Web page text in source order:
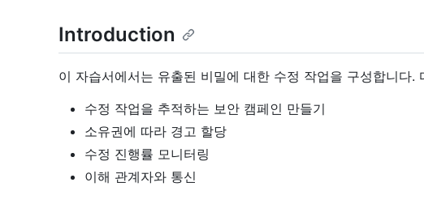
Introduction
이 자습서에서는 유출된 비밀에 대한 수정 작업을 구성합니다.
수정 작업을 추적하는 보안 캠페인 만들기
소유권에 따라 경고 할당
수정 진행률 모니터링
이해 관계자와 통신